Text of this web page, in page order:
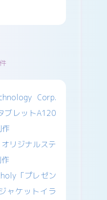
Corp.
レットA120
リジナルステ
「プレゼン
ャケットイラ